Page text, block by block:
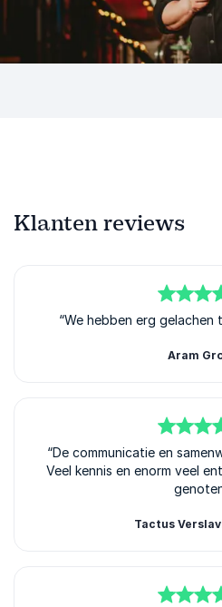
Klanten reviews
van 5
“We hebben erg gelachen
Aram
5van5
“De communicatie en
Veel kennis en enorm veel
Tactus